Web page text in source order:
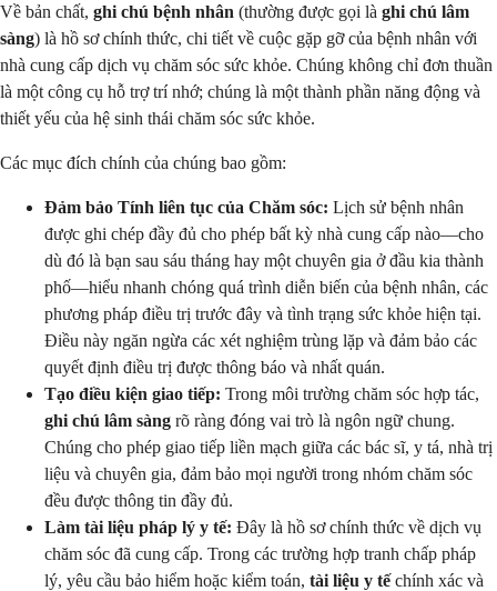
Về bản chất, ghi chú bệnh nhân (thường được gọi là ghi chú lâm
sàng) là hồ sơ chính thức, chi tiết về cuộc gặp gỡ của bệnh nhân với
nhà cung cấp dịch vụ chăm sóc sức khỏe. Chúng không chỉ đơn thuần
là một công cụ hỗ trợ trí nhớ; chúng là một thành phần năng động và
thiết yếu của hệ sinh thái chăm sóc sức khỏe.
Các mục đích chính của chúng bao gồm:
Đảm bảo Tính liên tục của Chăm sóc: Lịch sử bệnh nhân
được ghi chép đầy đủ cho phép bất kỳ nhà cung cấp nào—cho
dù đó là bạn sau sáu tháng hay một chuyên gia ở đầu kia thành
phố—hiểu nhanh chóng quá trình diễn biến của bệnh nhân, các
phương pháp điều trị trước đây và tình trạng sức khỏe hiện tại.
Điều này ngăn ngừa các xét nghiệm trùng lặp và đảm bảo các
quyết định điều trị được thông báo và nhất quán.
Tạo điều kiện giao tiếp: Trong môi trường chăm sóc hợp tác,
ghi chú lâm sàng rõ ràng đóng vai trò là ngôn ngữ chung.
Chúng cho phép giao tiếp liền mạch giữa các bác sĩ, y tá, nhà trị
liệu và chuyên gia, đảm bảo mọi người trong nhóm chăm sóc
đều được thông tin đầy đủ.
Làm tài liệu pháp lý y tế: Đây là hồ sơ chính thức về dịch vụ
chăm sóc đã cung cấp. Trong các trường hợp tranh chấp pháp
lý, yêu cầu bảo hiểm hoặc kiểm toán, tài liệu y tếchính xác và